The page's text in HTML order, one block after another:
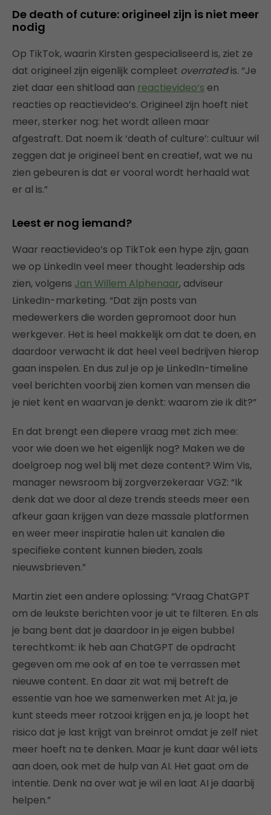
De death of cuture: origineel zijn is niet meer
nodig
Op TikTok, waarin Kirsten gespecialiseerd is, ziet ze
dat origineel zijn eigenlijk compleet overratedis. “Je
ziet daar een shitload aan reactievideo’s en
reacties op reactievideo’s. Origineel zijn hoeft niet
meer, sterker nog: het wordt alleen maar
afgestraft. Dat noem ik ‘death of culture’: cultuur wil
zeggen dat je origineel bent en creatief, wat we nu
zien gebeuren is dat er vooral wordt herhaald wat
er al is.”
Leest er nog iemand?
Waar reactievideo’s op TikTok een hype zijn, gaan
we op LinkedIn veel meer thought leadership ads
zien, volgens Jan Willem Alphenaar, adviseur
LinkedIn-marketing. “Dat zijn posts van
medewerkers die worden gepromoot door hun
werkgever. Het is heel makkelijk om dat te doen, en
daardoor verwacht ik dat heel veel bedrijven hierop
gaan inspelen. En dus zul je op je LinkedIn-timeline
veel berichten voorbij zien komen van mensen die
je niet kent en waarvan je denkt: waarom zie ik dit?”
En dat brengt een diepere vraag met zich mee:
voor wie doen we het eigenlijk nog? Maken we de
doelgroep nog wel blij met deze content? Wim Vis,
manager newsroom bij zorgverzekeraar VGZ: “Ik
denk dat we door al deze trends steeds meer een
afkeur gaan krijgen van deze massale platformen
en weer meer inspiratie halen uit kanalen die
specifieke content kunnen bieden, zoals
nieuwsbrieven.”
Martin ziet een andere oplossing: “Vraag ChatGPT
om de leukste berichten voor je uit te filteren. En als
je bang bent dat je daardoor in je eigen bubbel
terechtkomt: ik heb aan ChatGPT de opdracht
gegeven om me ook af en toe te verrassen met
nieuwe content. En daar zit wat mij betreft de
essentie van hoe we samenwerken met AI: ja, je
kunt steeds meer rotzooi krijgen en ja, je loopt het
risico dat je last krijgt van breinrot omdat je zelf niet
meer hoeft na te denken. Maar je kunt daar wél iets
aan doen, ook met de hulp van AI. Het gaat om de
intentie. Denk na over wat je wil en laat AI je daarbij
helpen.”